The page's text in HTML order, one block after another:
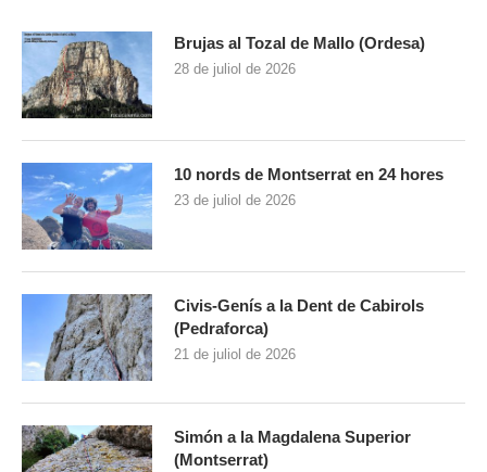
Brujas al Tozal de Mallo (Ordesa)
28 de juliol de 2026
10 nords de Montserrat en 24 hores
23 de juliol de 2026
Civis-Genís a la Dent de Cabirols
(Pedraforca)
21 de juliol de 2026
Simón a la Magdalena Superior
(Montserrat)